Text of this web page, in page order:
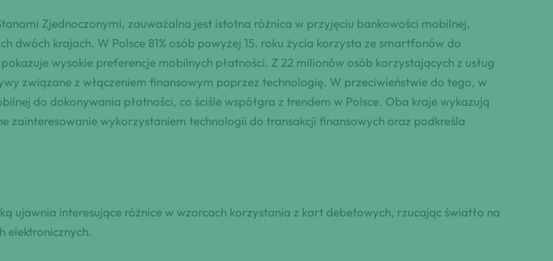
Zjednoczonymi, zauważalna jest istotna różnica w przyjęciu bankowości mobilnej,
dwóch krajach. W Polsce 81% osób powyżej 15. roku życia korzysta ze smartfonów do
wysokie preferencje mobilnych płatności. Z 22 milionów osób korzystających z usług
związane z włączeniem finansowym poprzez technologię. W przeciwieństwie do tego, w
do dokonywania płatności, co ściśle współgra z trendem w Polsce. Oba kraje wykazują
zainteresowanie wykorzystaniem technologii do transakcji finansowych oraz podkreśla
ujawnia interesujące różnice w wzorcach korzystania z kart debetowych, rzucając światło na
elektronicznych.